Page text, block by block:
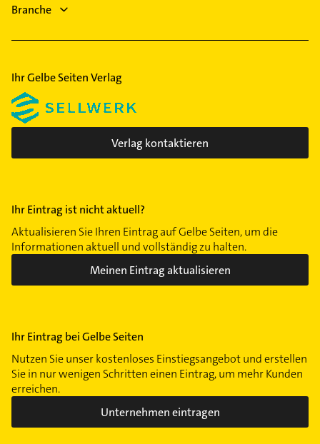
Physikalische Therapie
Branche
Ihr Gelbe Seiten Verlag
Verlag kontaktieren
Ihr Eintrag ist nicht aktuell?
Aktualisieren Sie Ihren Eintrag auf Gelbe Seiten, um die
Informationen aktuell und vollständig zu halten.
Meinen Eintrag aktualisieren
Ihr Eintrag bei Gelbe Seiten
Nutzen Sie unser kostenloses Einstiegsangebot und erstellen
Sie in nur wenigen Schritten einen Eintrag, um mehr Kunden
erreichen.
Unternehmen eintragen